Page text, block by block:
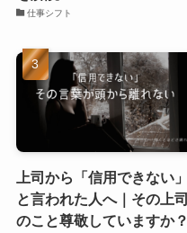
仕事シフト
上司から「信用できない」
と言われた人へ｜その上司
のこと尊敬していますか？